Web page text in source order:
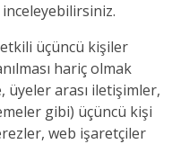
üçüncü kişiler
hariç olmak
arası iletişimler,
gibi) üçüncü kişi
web işaretçiler